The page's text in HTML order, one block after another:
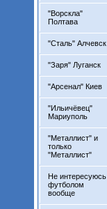
"Ворскла"
Полтава
"Сталь" Алчевск
"Заря" Луганск
"Арсенал" Киев
"Ильичёвец"
Мариуполь
"Металлист" и
только
"Металлист"
Не интересуюсь
футболом
вообще